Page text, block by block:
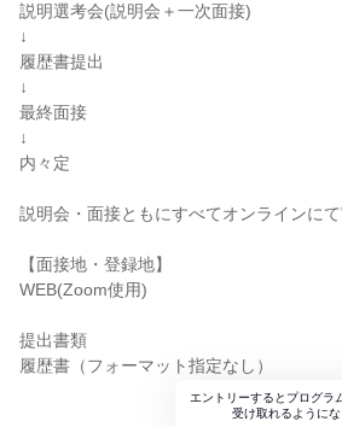
説明選考会(説明会＋一次面接)
↓
履歴書提出
↓
最終面接
↓
内々定
説明会・面接ともにすべてオンラインにて
【面接地・登録地】
WEB(Zoom使用)
提出書類
履歴書（フォーマット指定なし）
エントリーするとプログラ
受け取れるように